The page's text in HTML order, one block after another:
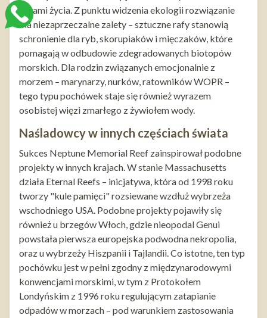
datami życia. Z punktu widzenia ekologii rozwiązanie
ma niezaprzeczalne zalety – sztuczne rafy stanowią
schronienie dla ryb, skorupiaków i mięczaków, które
pomagają w odbudowie zdegradowanych biotopów
morskich. Dla rodzin związanych emocjonalnie z
morzem – marynarzy, nurków, ratowników WOPR –
tego typu pochówek staje się również wyrazem
osobistej więzi zmarłego z żywiołem wody.
Naśladowcy w innych częściach świata
Sukces Neptune Memorial Reef zainspirował podobne
projekty w innych krajach. W stanie Massachusetts
działa Eternal Reefs – inicjatywa, która od 1998 roku
tworzy "kule pamięci" rozsiewane wzdłuż wybrzeża
wschodniego USA. Podobne projekty pojawiły się
również u brzegów Włoch, gdzie nieopodal Genui
powstała pierwsza europejska podwodna nekropolia,
oraz u wybrzeży Hiszpanii i Tajlandii. Co istotne, ten typ
pochówku jest w pełni zgodny z międzynarodowymi
konwencjami morskimi, w tym z Protokołem
Londyńskim z 1996 roku regulującym zatapianie
odpadów w morzach – pod warunkiem zastosowania